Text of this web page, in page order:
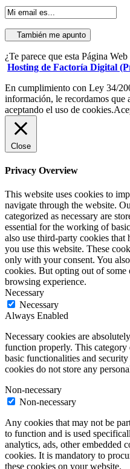
También me apunto
¿Te parece que esta Página Web
Hosting de Factoría Digital
En cumplimiento con Ley 34/
información, le recordamos que
aceptando el uso de cookies.
Close
Privacy Overview
This website uses cookies to
navigate through the website.
categorized as necessary are
essential for the working of
also use third-party cookies that
you use this website. These
only with your consent. You
cookies. But opting out of
browsing experience.
Necessary
Necessary
Always Enabled
Necessary cookies are
function properly. This category
basic functionalities and
cookies do not store any
Non-necessary
Non-necessary
Any cookies that may not be
to function and is used
analytics, ads, other embedded
cookies. It is mandatory to
these cookies on your website.